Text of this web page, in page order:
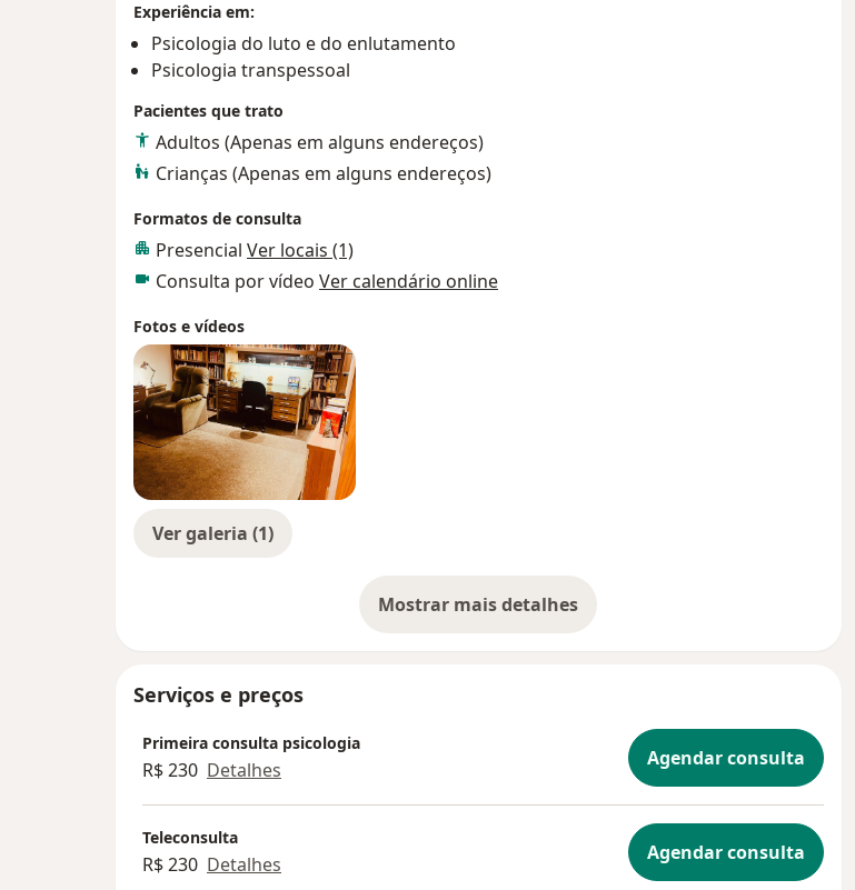
Experiência em:
Psicologia do luto e do enlutamento
Psicologia transpessoal
Pacientes que trato
Adultos (Apenas em alguns endereços)
Crianças (Apenas em alguns endereços)
Formatos de consulta
Presencial Ver locais (1)
Consulta por vídeo Ver calendário online
Fotos e vídeos
Ver galeria (1)
Mostrar mais detalhes
sobre a experiência
Serviços e preços
Primeira consulta psicologia
R$ 230 Detalhes Agendar consulta
Teleconsulta
R$ 230 Detalhes Agendar consulta